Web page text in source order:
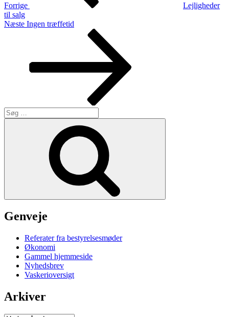
Forrige
Lejligheder
til salg
Næste
Næste Ingen træffetid
Søg
efter:
Genveje
Referater fra bestyrelsesmøder
Økonomi
Gammel hjemmeside
Nyhedsbrev
Vaskerioversigt
Arkiver